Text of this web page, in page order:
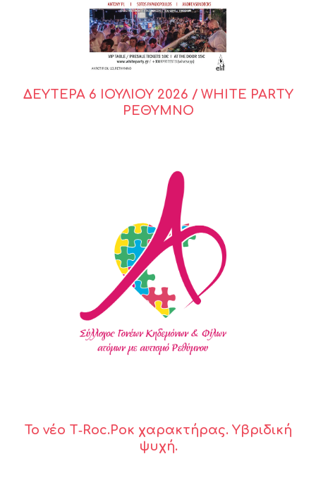
ΔΕΥΤΕΡΑ 6 ΙΟΥΛΙΟΥ 2026 / WHITE PARTY
ΡΕΘΥΜΝΟ
Το νέο T‑Roc.Ροκ χαρακτήρας. Υβριδική
ψυχή.